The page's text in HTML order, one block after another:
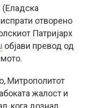
отворено
Патријарх
објави превод од
Митрополитот
жалост и
кога дознал,